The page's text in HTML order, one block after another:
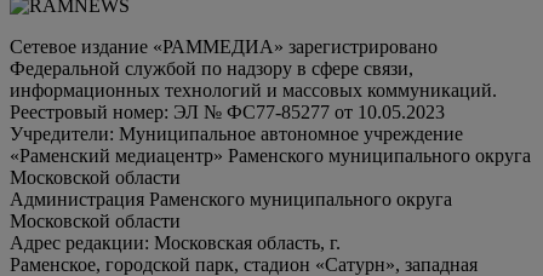
Сетевое издание «РАММЕДИА» зарегистрировано
Федеральной службой по надзору в сфере связи,
информационных технологий и массовых коммуникаций.
Реестровый номер: ЭЛ № ФС77-85277 от 10.05.2023
Учредители: Муниципальное автономное учреждение
«Раменский медиацентр» Раменского муниципального округа
Московской области
Администрация Раменского муниципального округа
Московской области
Адрес редакции: Московская область, г.
Раменское, городской парк, стадион «Сатурн», западная